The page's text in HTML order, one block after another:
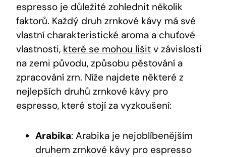
espresso je důležité zohlednit několik
faktorů. Každý druh zrnkové kávy má své
vlastní charakteristické aroma a chuťové
vlastnosti, které se mohou lišit v závislosti
na zemi původu, způsobu pěstování a
zpracování zrn. Níže najdete některé z
nejlepších druhů zrnkové kávy pro
espresso, které stojí za vyzkoušení:
Arabika: Arabika je nejoblíbenějším
druhem zrnkové kávy pro espresso